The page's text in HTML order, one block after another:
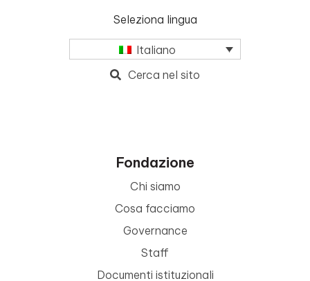
Seleziona lingua
Italiano
Cerca nel sito
Fondazione
Chi siamo
Cosa facciamo
Governance
Staff
Documenti istituzionali